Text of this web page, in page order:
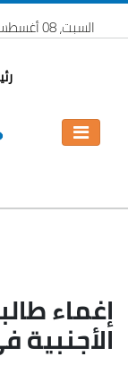
السبت، 08 أغسطس 2026
إغماء
الأجنبية